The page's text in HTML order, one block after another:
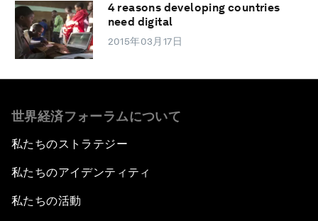
4 reasons developing countries
need digital
2015年03月17日
世界経済フォーラムについて
私たちのストラテジー
私たちのアイデンティティ
私たちの活動